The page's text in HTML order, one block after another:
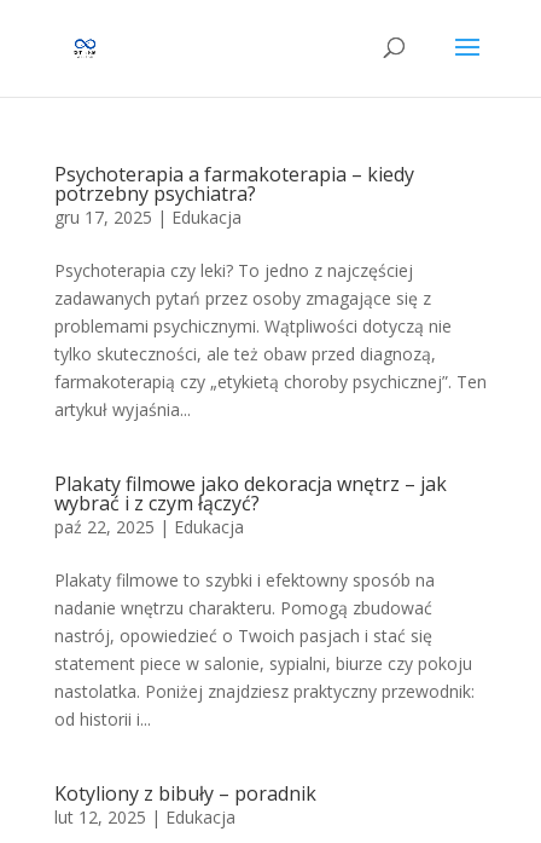
Psychoterapia a farmakoterapia – kiedy
potrzebny psychiatra?
gru 17, 2025 | Edukacja
Psychoterapia czy leki? To jedno z najczęściej
zadawanych pytań przez osoby zmagające się z
problemami psychicznymi. Wątpliwości dotyczą nie
tylko skuteczności, ale też obaw przed diagnozą,
farmakoterapią czy „etykietą choroby psychicznej”. Ten
artykuł wyjaśnia...
Plakaty filmowe jako dekoracja wnętrz – jak
wybrać i z czym łączyć?
paź 22, 2025 | Edukacja
Plakaty filmowe to szybki i efektowny sposób na
nadanie wnętrzu charakteru. Pomogą zbudować
nastrój, opowiedzieć o Twoich pasjach i stać się
statement piece w salonie, sypialni, biurze czy pokoju
nastolatka. Poniżej znajdziesz praktyczny przewodnik:
od historii i...
Kotyliony z bibuły – poradnik
lut 12, 2025 | Edukacja